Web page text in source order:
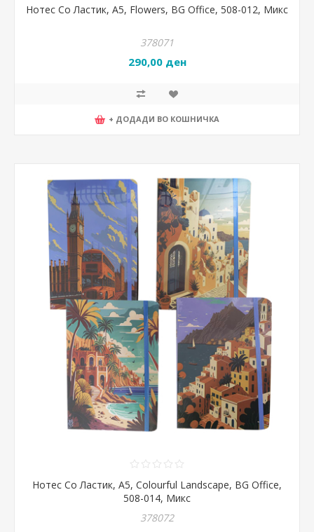
Нотес Со Ластик, А5, Flowers, BG Office, 508-012, Микс
378071
290,00 ден
+ ДОДАДИ ВО КОШНИЧКА
Нотес Со Ластик, А5, Colourful Landscape, BG Office,
508-014, Микс
378072